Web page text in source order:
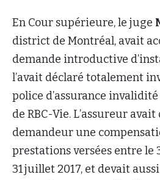
En Cour supérieure, le juge
district de Montréal, avait
demande introductive
l’avait déclaré totalement
police d’assurance
de RBC-Vie. L’assureur
demandeur une
prestations versées entre le
31 juillet 2017, et devait